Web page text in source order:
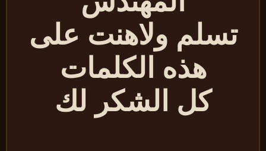
تسلم ولاهنت على
هذه الكلمات
كل الشكر لك